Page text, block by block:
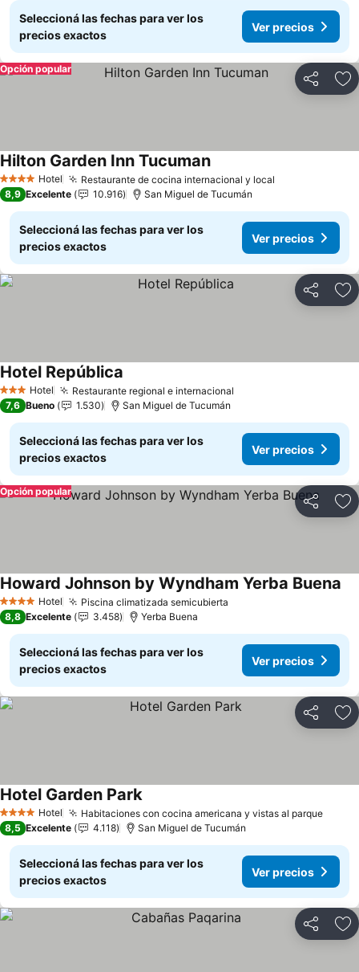
Seleccioná las fechas para ver los
precios exactos
Ver precios
Compartir
Opción popular
4 EstrellasHotel Restaurante de cocina internacional y local
Hilton Garden Inn TucumanVer precios
8,9 Excelente 10.916 San Miguel de Tucumán
Seleccioná las fechas para ver los
precios exactos
Ver precios
Compartir
3 Estrellas
Hotel Restaurante regional e internacional
Hotel República
7,6 Bueno 1.530 San Miguel de Tucumán
Seleccioná las fechas para ver los
precios exactos
Ver precios
Compartir
Opción popular
4 EstrellasHotel Piscina climatizada semicubierta
Howard Johnson by Wyndham Yerba Buena
8,8 Excelente 3.458 Yerba Buena
Seleccioná las fechas para ver los
precios exactos
Ver precios
Compartir
4 EstrellasHotel Habitaciones con cocina americana y vistas al parqueVer
Hotel Garden ParkVer precios
8,5 Excelente 4.118 San Miguel de Tucumán
Seleccioná las fechas para ver los
precios exactos
Ver precios
Compartir